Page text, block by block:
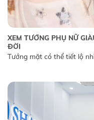
XEM TƯỚNG PHỤ NỮ
ĐỜI
Tướng mặt có thể tiết lộ